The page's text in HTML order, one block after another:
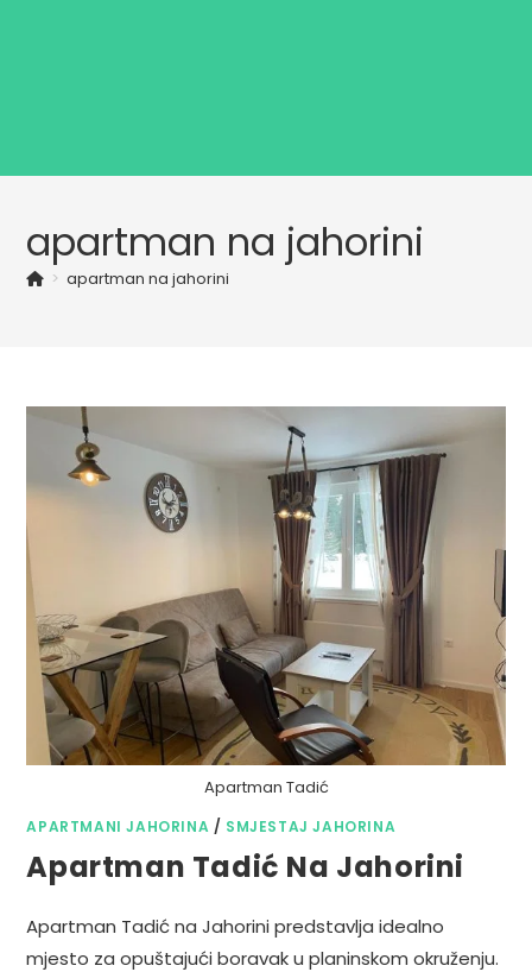
apartman na jahorini
> apartman na jahorini
Apartman Tadić
APARTMANI JAHORINA / SMJESTAJ JAHORINA
Apartman Tadić Na Jahorini
Apartman Tadić na Jahorini predstavlja idealno
mjesto za opuštajući boravak u planinskom okruženju.